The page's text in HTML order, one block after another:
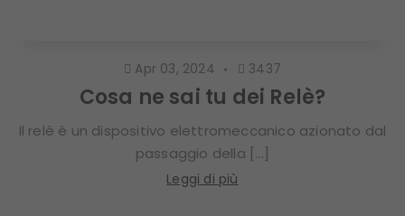
Apr 03, 2024 3437
Cosa ne sai tu dei Relè?
Il relè è un dispositivo elettromeccanico azionato dal
passaggio della [...]
Leggi di più